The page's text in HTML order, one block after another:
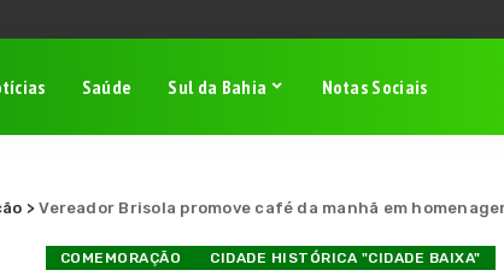
Saúde Sul da Bahia Notas Sociais
>Vereador Brisola promove café da manhã em
COMEMORAÇÃO CIDADE HISTÓRICA "CIDADE BAIXA"